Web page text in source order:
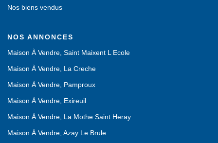
Nos biens vendus
NOS ANNONCES
Maison À Vendre, Saint Maixent L Ecole
Maison À Vendre, La Creche
Maison À Vendre, Pamproux
Maison À Vendre, Exireuil
Maison À Vendre, La Mothe Saint Heray
Maison À Vendre, Azay Le Brule